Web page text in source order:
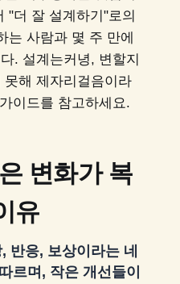
"더 잘 설계하기"로의
는 사람과 몇 주 만에
. 설계는커녕, 변할지
해 제자리걸음이라
가이드를 참고하세요.
변화가 복
유
반응, 보상이라는 네
르며, 작은 개선들이